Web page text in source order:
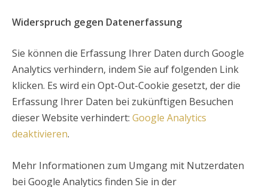
Widerspruch gegen Datenerfassung
Sie können die Erfassung Ihrer Daten durch Google
Analytics verhindern, indem Sie auf folgenden Link
klicken. Es wird ein Opt-Out-Cookie gesetzt, der die
Erfassung Ihrer Daten bei zukünftigen Besuchen
dieser Website verhindert: Google Analytics
deaktivieren.
Mehr Informationen zum Umgang mit Nutzerdaten
bei Google Analytics finden Sie in der